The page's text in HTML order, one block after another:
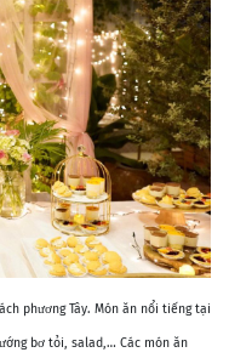
phương Tây. Món ăn nổi tiếng tại
bơ tỏi, salad,… Các món ăn